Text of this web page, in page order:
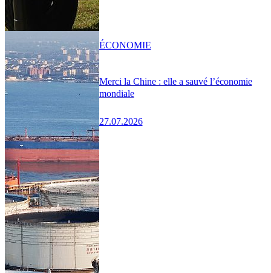
Merci la Chine : elle a sauvé l’économie
mondiale
27.07.2026
ÉCONOMIE